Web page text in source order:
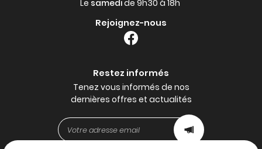
Le samedide 9h30 à 18h
Rejoignez-nous
Restez informés
Tenez vous informés de nos
dernières offres et actualités